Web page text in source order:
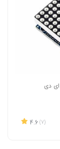
دی
4.6 (7)